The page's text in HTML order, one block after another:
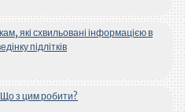
які схвильовані інформацією в
підлітків
Що з цим робити?